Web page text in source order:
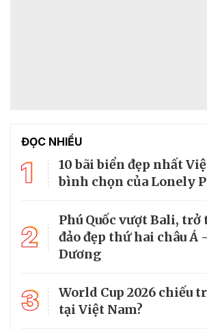
ĐỌC NHIỀU
1
10 bãi biển đẹp nhất
bình chọn của Lonely
2
Phú Quốc vượt Bali,
đảo đẹp thứ hai châu Á
Dương
3
World Cup 2026 chiếu
tại Việt Nam?